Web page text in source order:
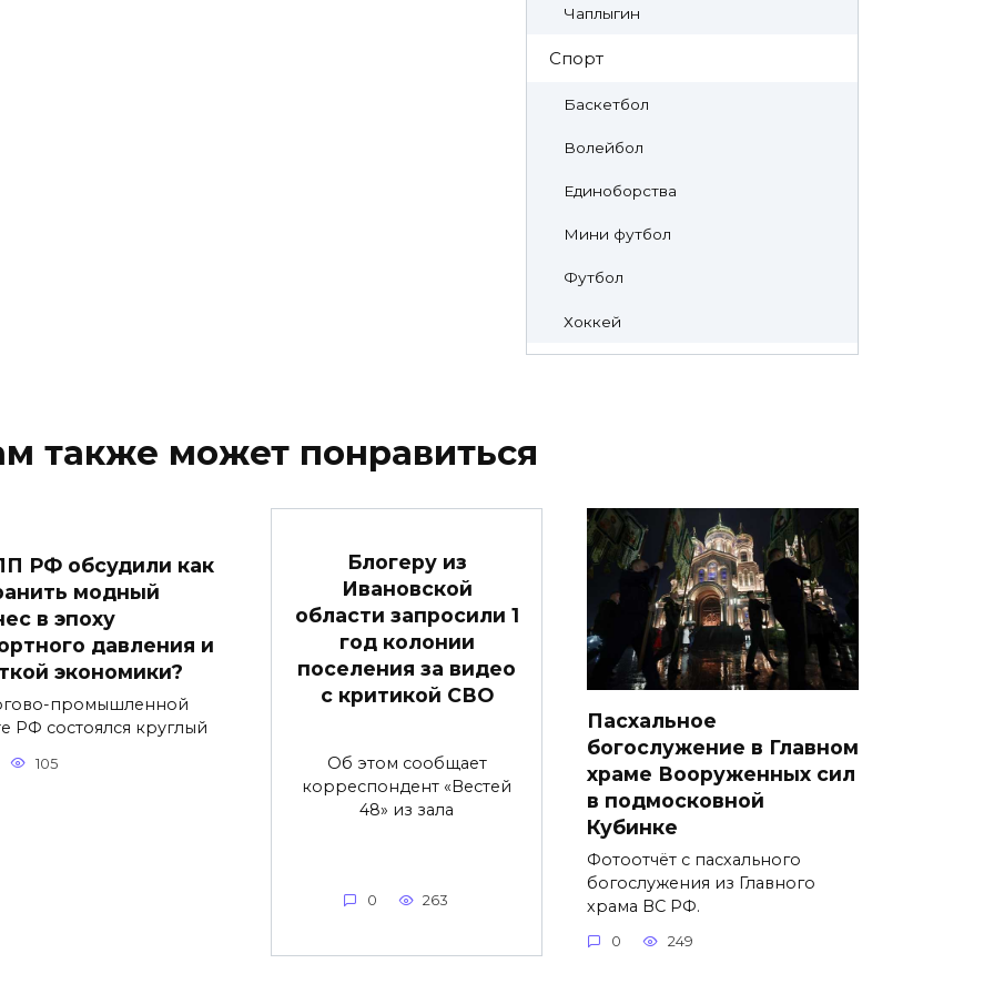
Чаплыгин
Спорт
Баскетбол
Волейбол
Единоборства
Мини футбол
Футбол
Хоккей
также может понравиться
РФ обсудили как
модный
в эпоху
давления и
экономики?
промышленной
РФ состоялся круглый
105
Блогеру из
Ивановской
области запросили 1
год колонии
поселения за видео
с критикой СВО
Об этом сообщает
корреспондент «Вестей
48» из зала
0 263
Пасхальное
богослужение в Главном
храме Вооруженных сил
в подмосковной
Кубинке
Фотоотчёт с пасхального
богослужения из Главного
храма ВС РФ.
0 249